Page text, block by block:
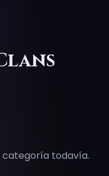
categoría todavía.